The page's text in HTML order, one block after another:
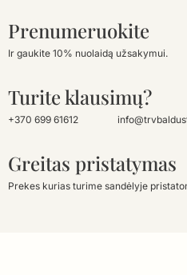
Prenumeruokite
Ir gaukite 10% nuolaidą užsakymui.
Turite klausimų?
+370 699 61612
Greitas pristatymas
Prekes kurias turime sandėlyje